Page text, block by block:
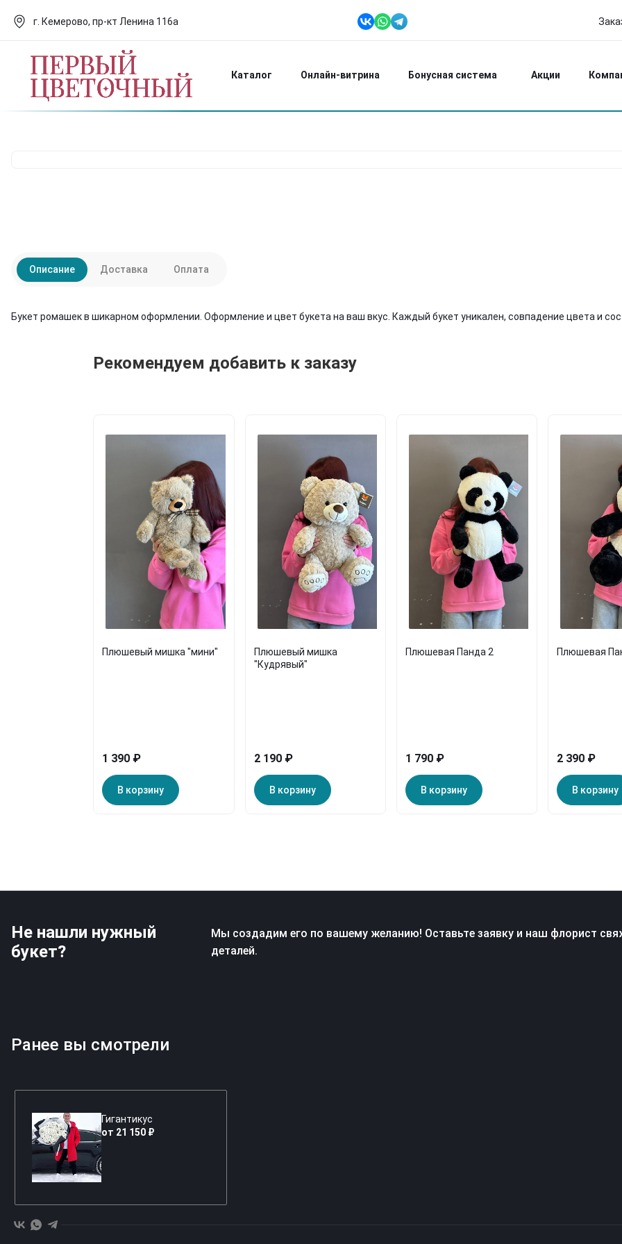
г. Кемерово, пр-кт Ленина 116а
Ежедневно: 8:00-
Каталог Онлайн-витрина Бонусная система Акции
Описание
Букет ромашек в шикарном оформлении. Оформление и цвет букета на ваш вкус. Каждый букет уникален, совпадение цвета и
Доставка Оплата
Рекомендуем добавить к заказу
Плюшевый мишка "мини"
1 390 ₽
В корзину
Плюшевый мишка
"Кудрявый"
2 190 ₽
В корзину
Плюшевая Панда 2
1 790 ₽
В корзину
Плюшевая
2 390 ₽
В корзину
Не нашли нужный
букет?
Мы создадим его по вашему желанию! Оставьте заявку и наш флорист
деталей.
Ранее вы смотрели
Гигантикус
от 21 150 ₽